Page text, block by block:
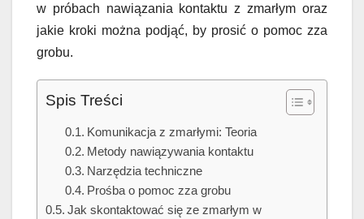
w próbach nawiązania kontaktu z zmarłym oraz
jakie kroki można podjąć, by prosić o pomoc zza
grobu.
Spis Treści
Komunikacja z zmarłymi: Teoria
Metody nawiązywania kontaktu
Narzędzia techniczne
Prośba o pomoc zza grobu
Jak skontaktować się ze zmarłym w